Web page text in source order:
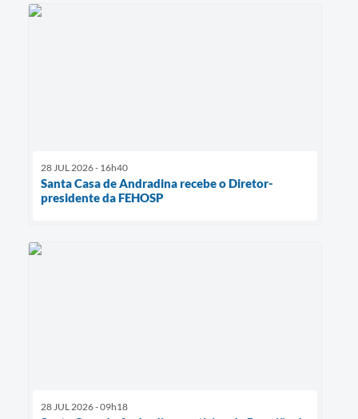
28 JUL 2026 - 16h40
Santa Casa de Andradina recebe o Diretor-
presidente da FEHOSP
28 JUL 2026 - 09h18